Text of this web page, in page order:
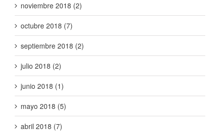
noviembre 2018 (2)
octubre 2018 (7)
septiembre 2018 (2)
julio 2018 (2)
junio 2018 (1)
mayo 2018 (5)
abril 2018 (7)